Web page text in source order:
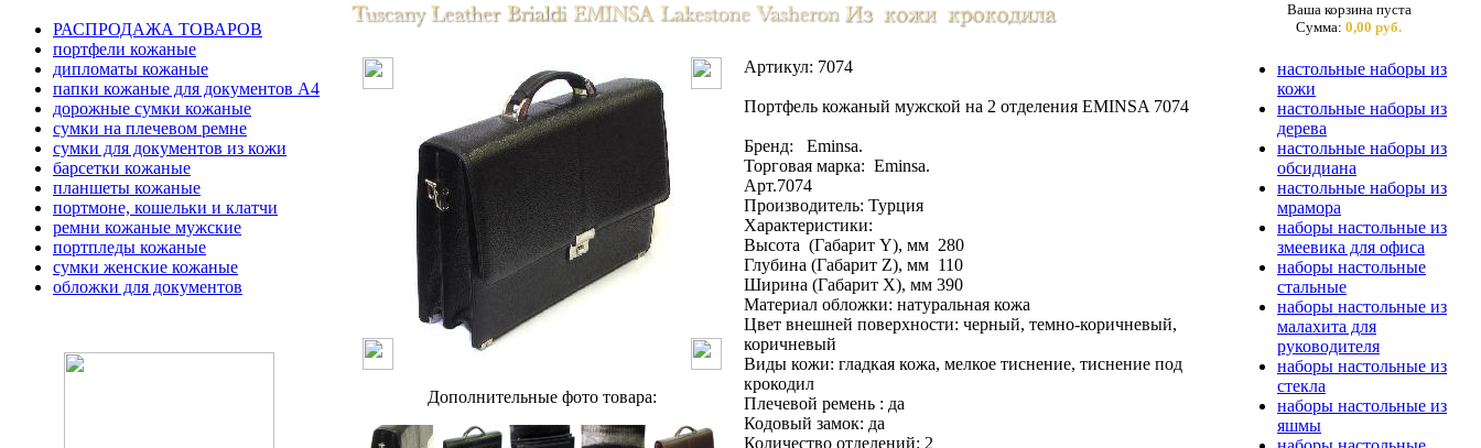
РАСПРОДАЖА ТОВАРОВ
портфели кожаные
дипломаты кожаные
папки кожаные для документов А4
дорожные сумки кожаные
сумки на плечевом ремне
сумки для документов из кожи
барсетки кожаные
планшеты кожаные
портмоне, кошельки и клатчи
ремни кожаные мужские
портпледы кожаные
сумки женские кожаные
обложки для документов
Дополнительные фото товара:
Артикул: 7074
Портфель кожаный мужской на 2 отделения EMINSA 7074
Бренд: Eminsa.
Торговая марка: Eminsa.
Арт.7074
Производитель: Турция
Характеристики:
Высота (Габарит Y), мм 280
Глубина (Габарит Z), мм 110
Ширина (Габарит X), мм 390
Материал обложки: натуральная кожа
Цвет внешней поверхности: черный, темно-коричневый,
коричневый
Виды кожи: гладкая кожа, мелкое тиснение, тиснение под
крокодил
Плечевой ремень : да
Кодовый замок: да
Количество отделений: 2
Ваша корзина пуста
Сумма: 0,00 руб.
настольные наборы из
кожи
настольные наборы из
дерева
настольные наборы из
обсидиана
настольные наборы из
мрамора
наборы настольные из
змеевика для офиса
наборы настольные
стальные
наборы настольные из
малахита для
руководителя
наборы настольные из
стекла
наборы настольные из
яшмы